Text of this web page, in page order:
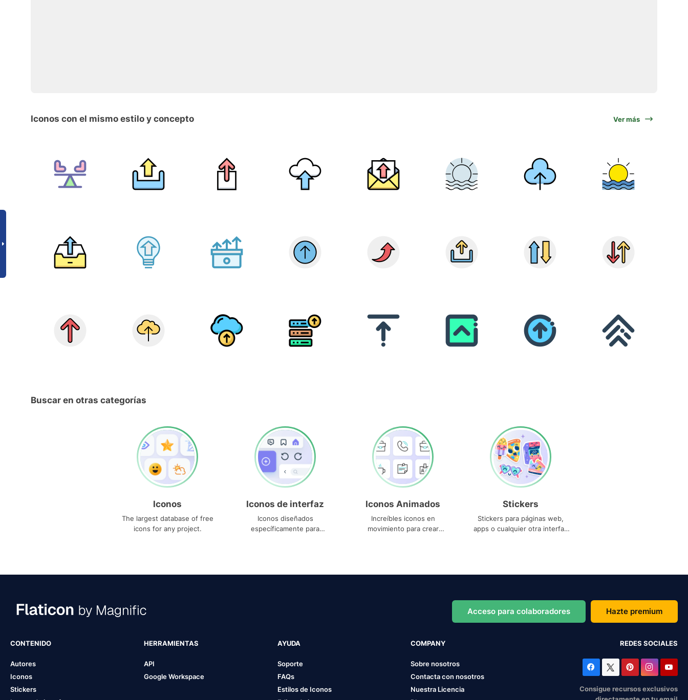
Iconos con el mismo estilo y concepto Ver más
Buscar en otras categorías
Iconos
The largest database of free
icons for any project.
Iconos de interfaz
Iconos diseñados
específicamente para
Iconos Animados
Increíbles iconos en
movimiento para crear
Stickers
Stickers para páginas web,
apps o cualquier otra interfaz
Acceso para colaboradores Hazte premium
CONTENIDO
Autores
Iconos
Stickers
HERRAMIENTAS
API
Google Workspace
AYUDA
Soporte
FAQs
Estilos de Iconos
COMPANY
Sobre nosotros
Contacta con nosotros
Nuestra Licencia
REDES SOCIALES
Consigue recursos exclusivos